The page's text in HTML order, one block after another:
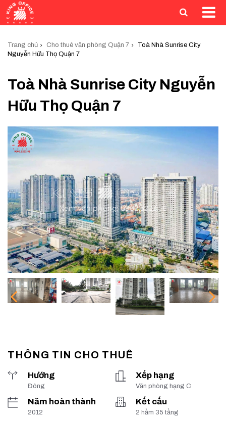
Trang chủ Cho thuê văn phòng Quận 7
Toà Nhà Sunrise City
Nguyễn Hữu Thọ Quận 7
Toà Nhà Sunrise City Nguyễn
Hữu Thọ Quận 7
THÔNG TIN CHO THUÊ
Hướng
Đông
Xếp hạng
Văn phòng hạng C
Năm hoàn thành
2012
Kết cấu
2 hầm 35 tầng